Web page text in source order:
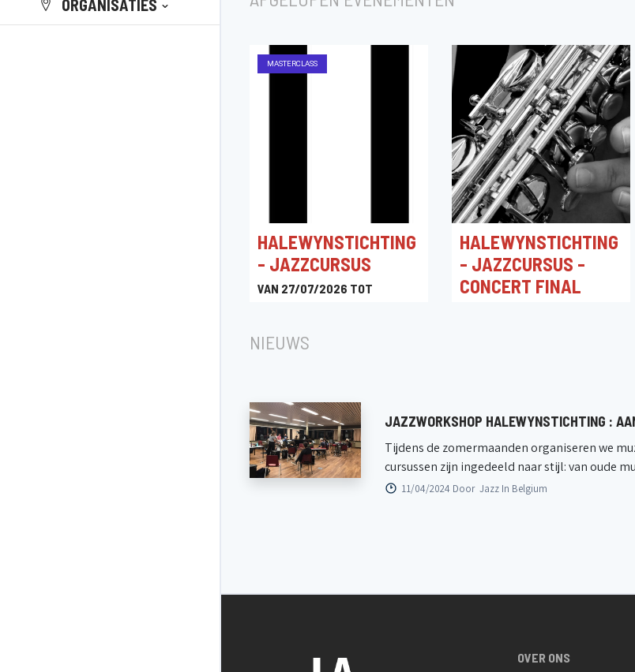
ORGANISATIES
MASTERCLASS
HALEWYNSTICHTING
- JAZZCURSUS
VAN 27/07/2026 TOT
HALEWYNSTICHTING
- JAZZCURSUS -
CONCERT FINAL
NIEUWS
JAZZWORKSHOP HALEWYNSTICHTING :
Tijdens de zomermaanden organiseren we
cursussen zijn ingedeeld naar stijl: van oude
11/04/2024 Door Jazz In Belgium
OVER ONS